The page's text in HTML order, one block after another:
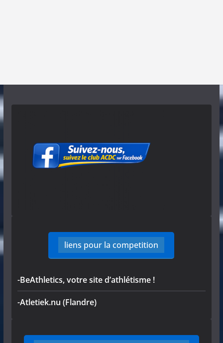
liens pour la competition
-BeAthletics, votre site d’athlétisme !
-Atletiek.nu (Flandre)